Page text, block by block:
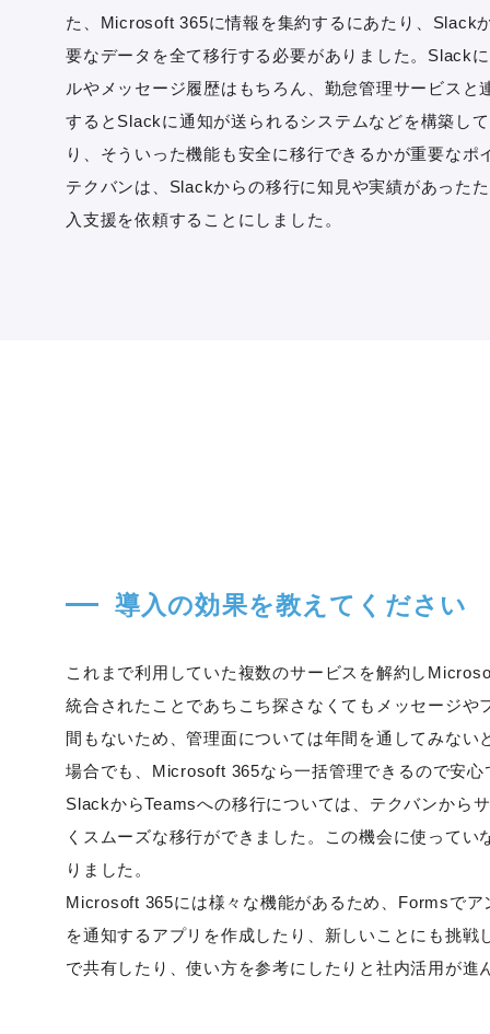
た、Microsoft 365に情報を集約するにあたり、Slack
要なデータを全て移行する必要がありました。Slack
ルやメッセージ履歴はもちろん、勤怠管理サービスと
するとSlackに通知が送られるシステムなどを構築し
り、そういった機能も安全に移行できるかが重要なポ
テクバンは、Slackからの移行に知見や実績があった
入支援を依頼することにしました。
導入の効果を教えてください
これまで利用していた複数のサービスを解約し
統合されたことであちこち探さなくてもメッセージ
間もないため、管理面については年間を通してみな
場合でも、Microsoft 365なら一括管理できるので安心
SlackからTeamsへの移行については、テクバンから
くスムーズな移行ができました。この機会に使って
りました。
Microsoft 365には様々な機能があるため、Formsで
を通知するアプリを作成したり、新しいことにも挑
で共有したり、使い方を参考にしたりと社内活用が進